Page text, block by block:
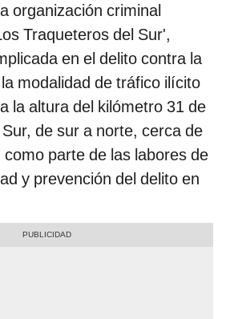
organización criminal
Traqueteros del Sur',
en el delito contra la
modalidad de tráfico ilícito
la altura del kilómetro 31 de
de sur a norte, cerca de
parte de las labores de
y prevención del delito en